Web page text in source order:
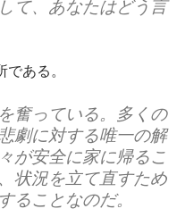
て、あなたはどう言
ある。
奮っている。多くの
劇に対する唯一の解
が安全に家に帰るこ
状況を立て直すため
ることなのだ。